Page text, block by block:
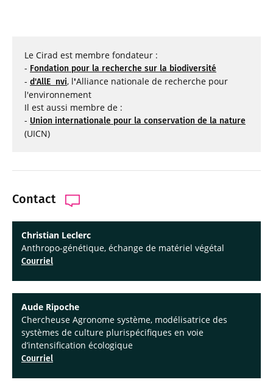
Le Cirad est membre fondateur :
- Fondation pour la recherche sur la biodiversité
- d'AllE nvi, l'Alliance nationale de recherche pour
l'environnement
Il est aussi membre de :
- Union internationale pour la conservation de la nature
(UICN)
Contact
Christian Leclerc
Anthropo-génétique, échange de matériel végétal
Courriel
Aude Ripoche
Chercheuse Agronome système, modélisatrice des
systèmes de culture plurispécifiques en voie
d’intensification écologique
Courriel